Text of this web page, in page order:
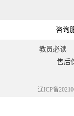
咨询
教员必读
售后
辽ICP备